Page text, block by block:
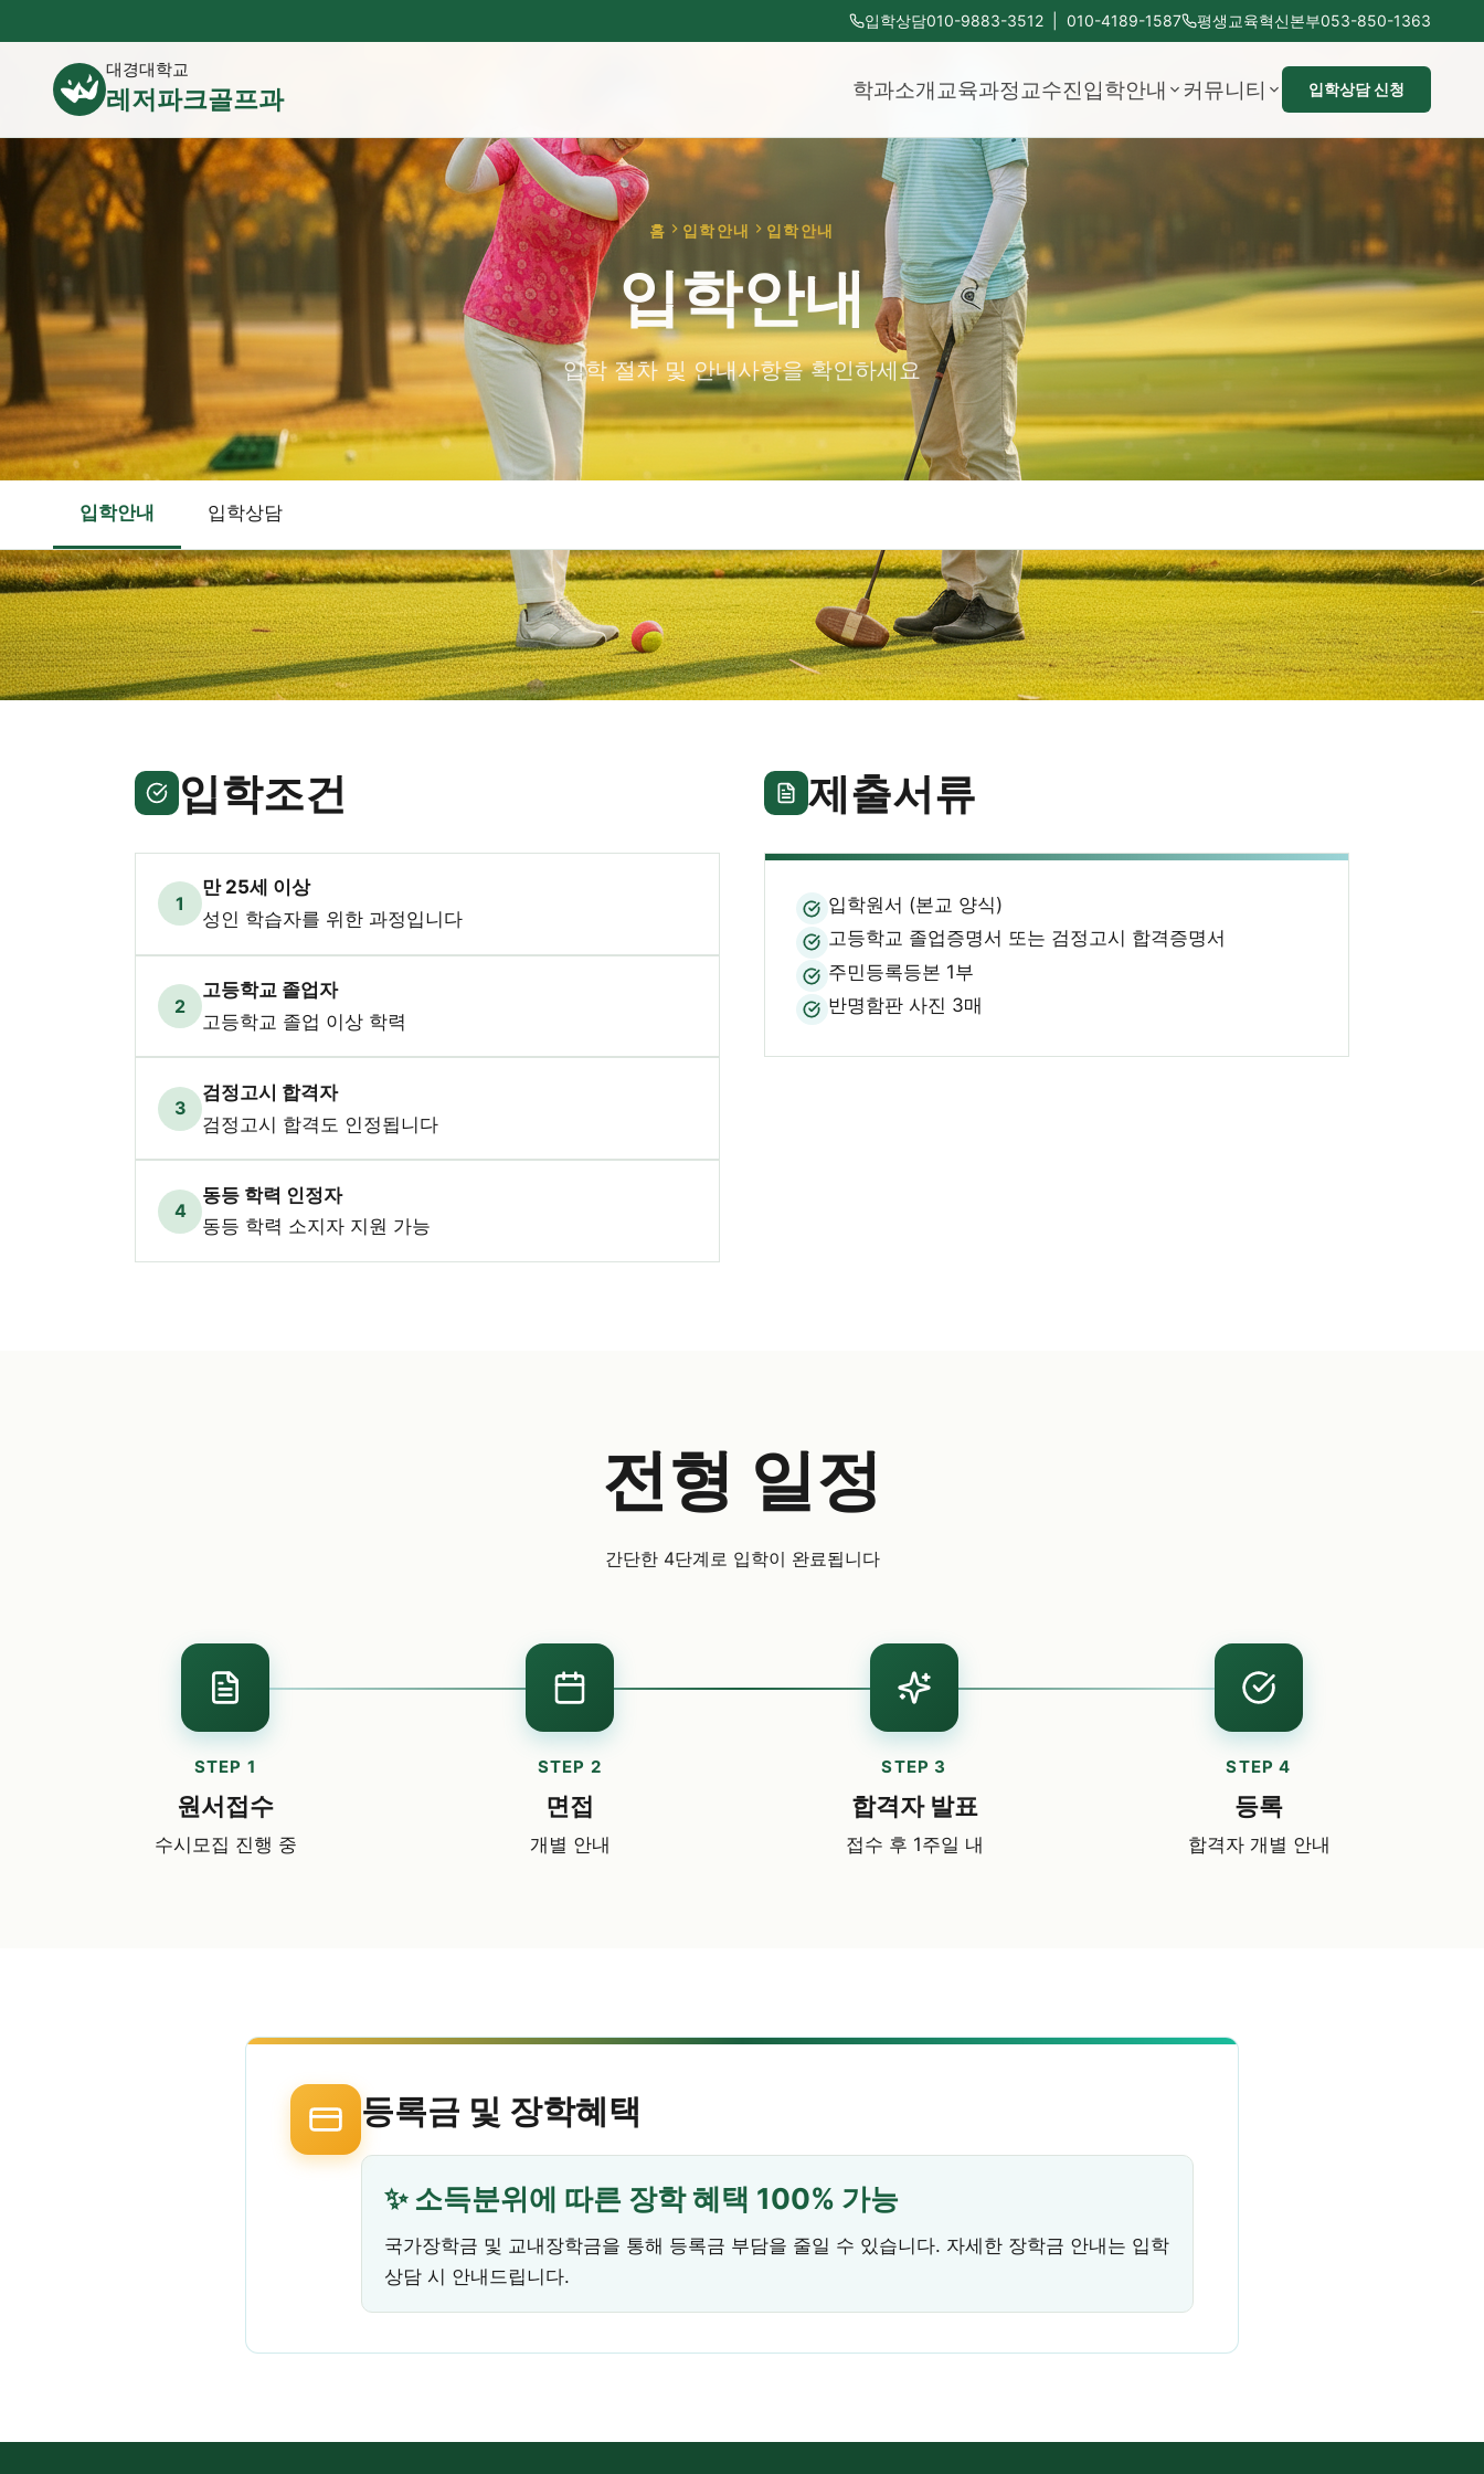
입학상담010-9883-3512 | 010-4189-1587 평생교육혁신본부053-850-1363
대경대학교
레저파크골프과 학과소개 교육과정 교수진입학안내 커뮤니티 입학상담 신청
홈 입학안내 입학안내
입학안내
입학 절차 및 안내사항을 확인하세요
입학안내 입학상담
월 1회
참여수업
장학금 100%
소득분위별
수시모집
상시 상담 가능
입학조건
1
만 25세 이상
성인 학습자를 위한 과정입니다
2
고등학교 졸업자
고등학교 졸업 이상 학력
3
검정고시 합격자
검정고시 합격도 인정됩니다
4
동등 학력 인정자
동등 학력 소지자 지원 가능
제출서류
입학원서 (본교 양식)
고등학교 졸업증명서 또는 검정고시 합격증명서
주민등록등본 1부
반명함판 사진 3매
전형 일정
간단한 4단계로 입학이 완료됩니다
STEP 1
원서접수
수시모집 진행 중
STEP 2
면접
개별 안내
STEP 3
합격자 발표
접수 후 1주일 내
STEP 4
등록
합격자 개별 안내
등록금 및 장학혜택
✨ 소득분위에 따른 장학 혜택 100% 가능
국가장학금 및 교내장학금을 통해 등록금 부담을 줄일 수 있습니다. 자세한 장학금 안내는 입학
상담 시 안내드립니다.